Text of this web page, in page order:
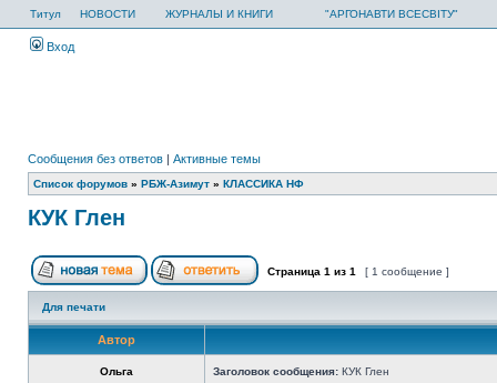
Титул НОВОСТИ ЖУРНАЛЫ И КНИГИ "АРГОНАВТИ ВСЕСВІТУ"
Вход
Сообщения без ответов | Активные темы
Список форумов » РБЖ-Азимут » КЛАССИКА НФ
КУК Глен
Страница 1 из 1 [ 1 сообщение ]
Для печати
Автор
Ольга Заголовок сообщения: КУК Глен